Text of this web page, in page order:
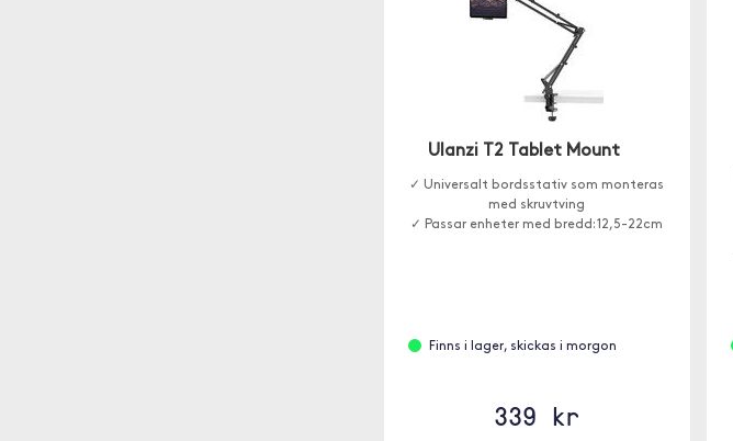
Ulanzi T2 Tablet Mount
✓ Universalt bordsstativ som monteras
med skruvtving
✓ Passar enheter med bredd: 12,5-22cm
Finns i lager, skickas i morgon
339 kr